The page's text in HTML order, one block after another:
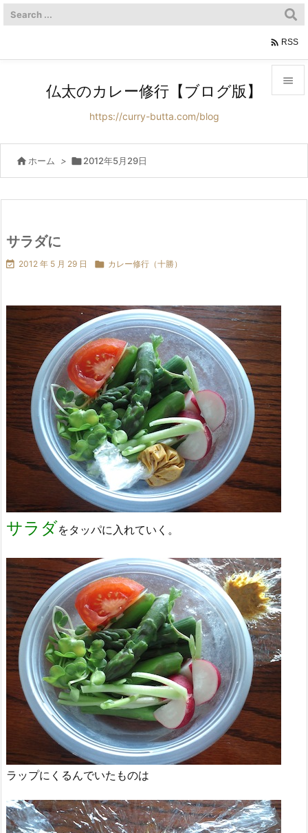



 RSS
仏太のカレー修行【ブログ版】
https://curry-butta.com/blog
 ホーム > 2012年5月29日
サラダに
 2012 年 5 月 29 日  カレー修行（十勝）
サラダをタッパに入れていく。
ラップにくるんでいたものは